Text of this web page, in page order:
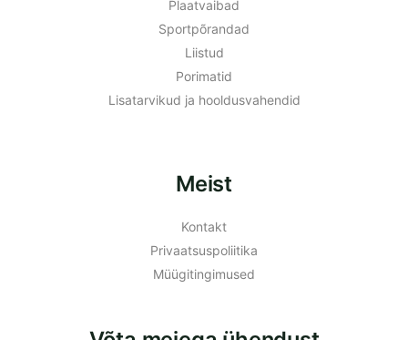
Plaatvaibad
Sportpõrandad
Liistud
Porimatid
Lisatarvikud ja hooldusvahendid
Meist
Kontakt
Privaatsuspoliitika
Müügitingimused